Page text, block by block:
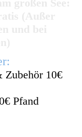
Zubehör 10€
Pfand